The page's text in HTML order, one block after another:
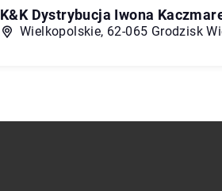
K&K Dystrybucja Iwona
Wielkopolskie, 62-065 Grodzisk